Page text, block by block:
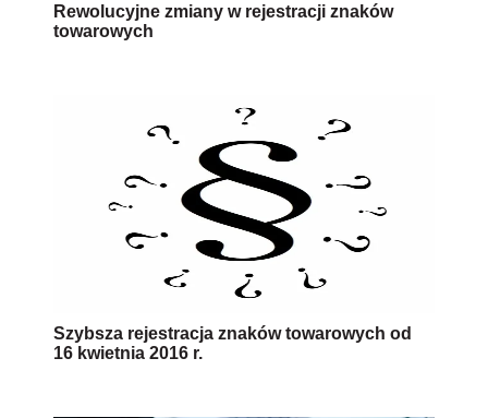
Rewolucyjne zmiany w rejestracji znaków
towarowych
Szybsza rejestracja znaków towarowych od
16 kwietnia 2016 r.